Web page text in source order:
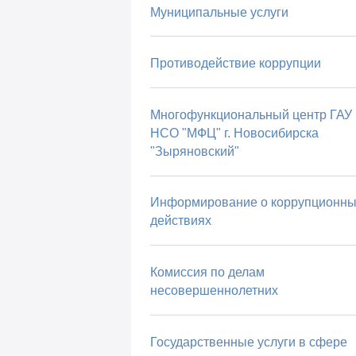
Муниципальные услуги
Противодействие коррупции
Многофункциональный центр ГАУ
НСО "МФЦ" г. Новосибирска
"Зыряновский"
Информирование о
действиях
Комиссия по делам
несовершеннолетних
Государственные услуги в сфере